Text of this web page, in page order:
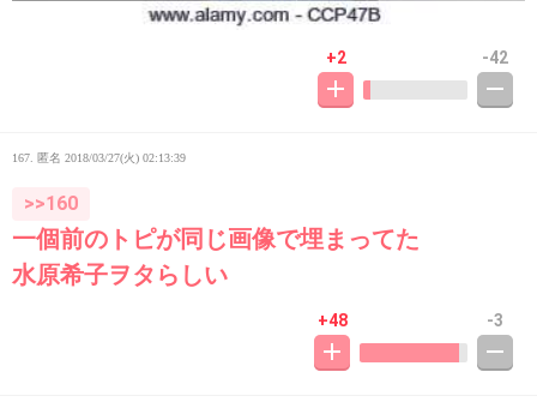
+2 -42
167. 匿名 2018/03/27(火) 02:13:39
>>160
一個前のトピが同じ画像で埋まってた
水原希子ヲタらしい
+48 -3